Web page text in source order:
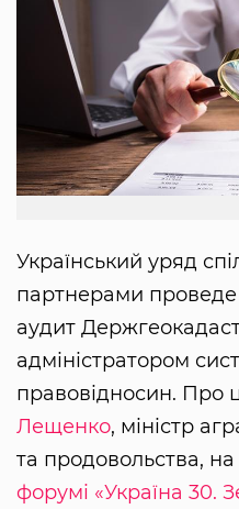
Український уряд
партнерами
аудит
адміністратором
правовідносин. Про
Лещенко, міністр
та продовольства, на
форумі «Україна 30.